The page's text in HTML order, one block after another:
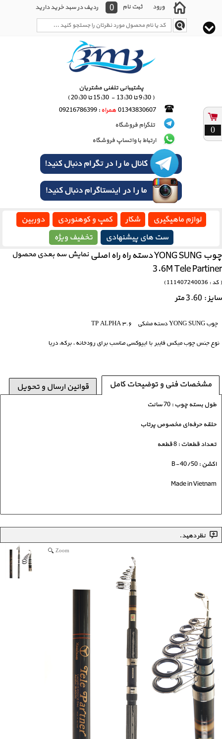
ورود ثبت نام 0 ردیف در سبد خرید دارید
پشتیبانی تلفنی مشتریان
( 9:30 تا 13:30 - 15:30 تا 20:30 )
01343830607 همراه : 09216786399
تلگرام فروشگاه
ارتباط با واتساپ فروشگاه
لوازم ماهیگیری شکار کمپ و کوهنوردی
دوربین
ست های پیشنهادی
تخفیف ویژه
چوب YONG SUNG دسته راه راه اصلی
3.6M Tele Partiner
( کد : 111407240036 )
نمایش سه بعدی محصول
سایز : 3.60 متر
چوب YONG SUNG دسته مشکی 3.6 TP ALPHA
نوع جنس چوب میکس فایبر با ایپوکسی مناسب برای رودخانه ، برکه، دریا
مشخصات فنی و توضیحات کامل قوانین ارسال و تحویل
طول بسته چوب : 70 سانت
حلقه حرفه‌ای مخصوص پرتاب
تعداد قطعات : 8 قطعه
اکشن : B- 40/50
Made in Vietnam
نظر دهید.
Zoom
0